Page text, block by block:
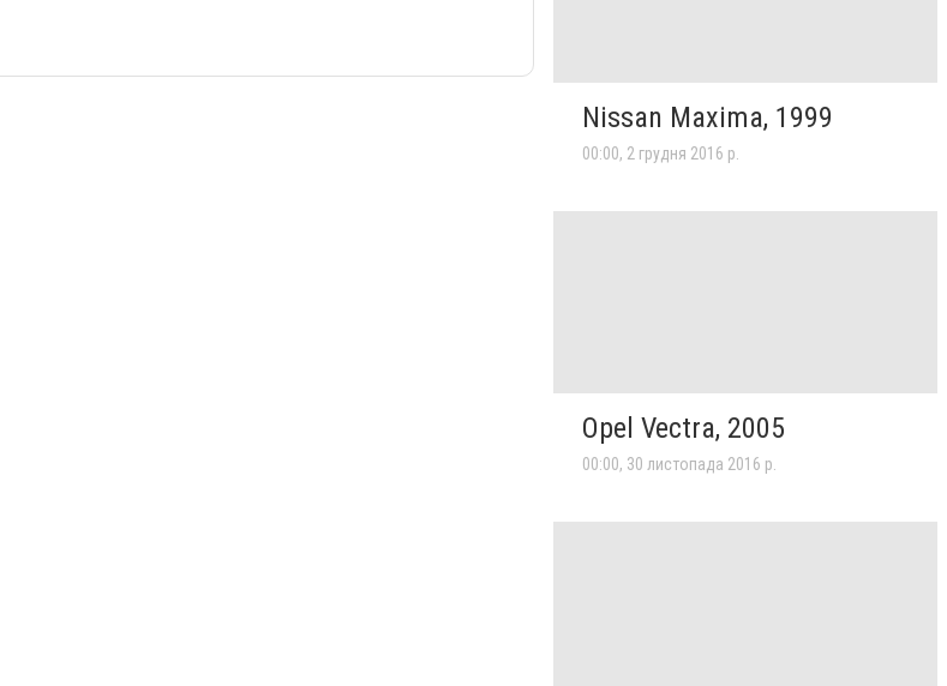
Nissan Maxima, 1999
00:00, 2 грудня 2016 р.
Opel Vectra, 2005
00:00, 30 листопада 2016 р.